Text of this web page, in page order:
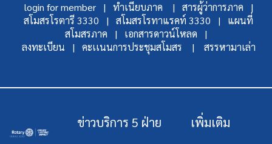
login for member | ทำเนียบภาค |
สารผู้ว่าการภาค |
สโมสรโรตารี 3330 |
สโมสรโรทาแรคท์ 3330 |
แผนที่
สโมสรภาค |
เอกสารดาวน์โหลด |
ลงทะเบียน |
คะเเนนการประชุมสโมสร | สรรหามาเล่า
ข่าวบริการ 5 ฝ่าย เพิ่มเติม